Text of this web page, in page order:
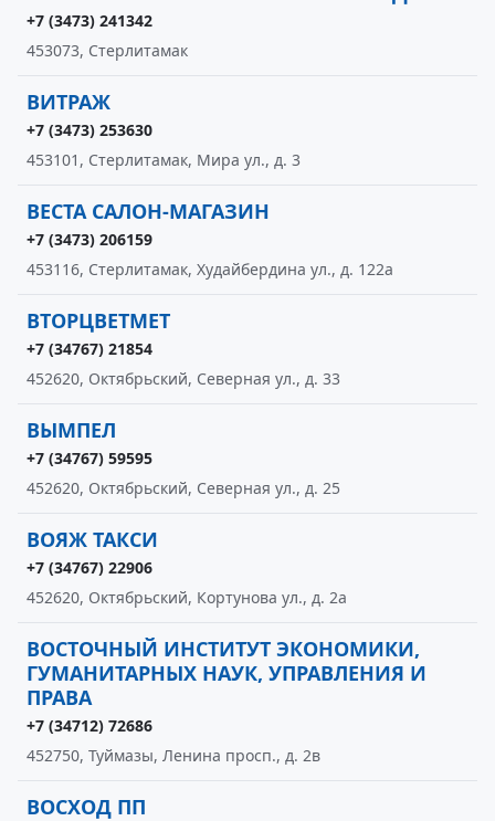
+7 (3473) 241342
453073, Стерлитамак
ВИТРАЖ
+7 (3473) 253630
453101, Стерлитамак, Мира ул., д. 3
ВЕСТА САЛОН-МАГАЗИН
+7 (3473) 206159
453116, Стерлитамак, Худайбердина ул., д. 122а
ВТОРЦВЕТМЕТ
+7 (34767) 21854
452620, Октябрьский, Северная ул., д. 33
ВЫМПЕЛ
+7 (34767) 59595
452620, Октябрьский, Северная ул., д. 25
ВОЯЖ ТАКСИ
+7 (34767) 22906
452620, Октябрьский, Кортунова ул., д. 2а
ВОСТОЧНЫЙ ИНСТИТУТ ЭКОНОМИКИ,
ГУМАНИТАРНЫХ НАУК, УПРАВЛЕНИЯ И
ПРАВА
+7 (34712) 72686
452750, Туймазы, Ленина просп., д. 2в
ВОСХОД ПП